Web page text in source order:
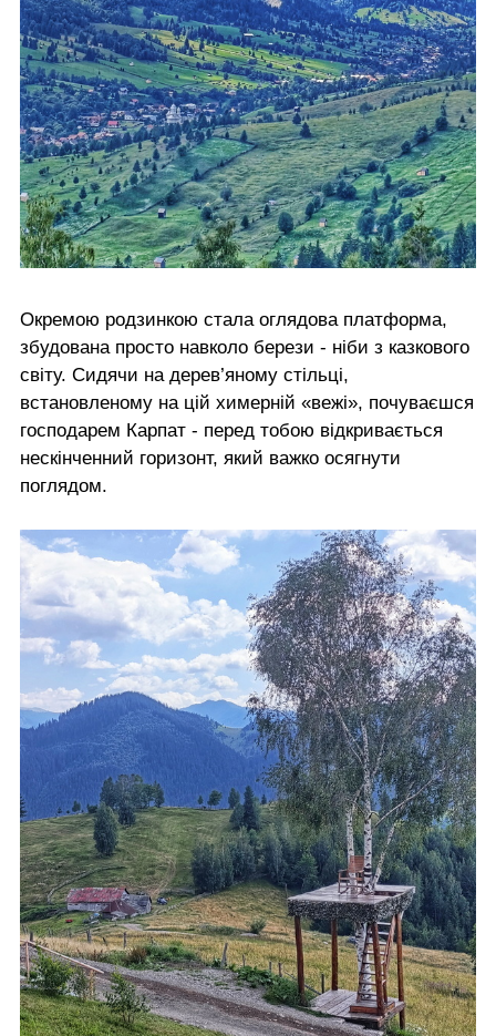
Окремою родзинкою стала оглядова платформа,
збудована просто навколо берези - ніби з казкового
світу. Сидячи на дерев’яному стільці,
встановленому на цій химерній «вежі», почуваєшся
господарем Карпат - перед тобою відкривається
нескінченний горизонт, який важко осягнути
поглядом.